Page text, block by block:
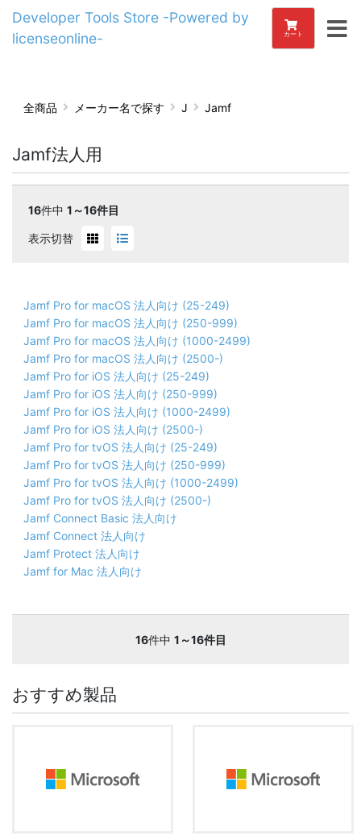
Developer Tools Store -Powered by
licenseonline-
カート
全商品 メーカー名で探す J Jamf
Jamf法人用
16件中 1～16件目
表示切替
Jamf Pro for macOS 法人向け (25-249)
Jamf Pro for macOS 法人向け (250-999)
Jamf Pro for macOS 法人向け (1000-2499)
Jamf Pro for macOS 法人向け (2500-)
Jamf Pro for iOS 法人向け (25-249)
Jamf Pro for iOS 法人向け (250-999)
Jamf Pro for iOS 法人向け (1000-2499)
Jamf Pro for iOS 法人向け (2500-)
Jamf Pro for tvOS 法人向け (25-249)
Jamf Pro for tvOS 法人向け (250-999)
Jamf Pro for tvOS 法人向け (1000-2499)
Jamf Pro for tvOS 法人向け (2500-)
Jamf Connect Basic 法人向け
Jamf Connect 法人向け
Jamf Protect 法人向け
Jamf for Mac 法人向け
16件中 1～16件目
おすすめ製品